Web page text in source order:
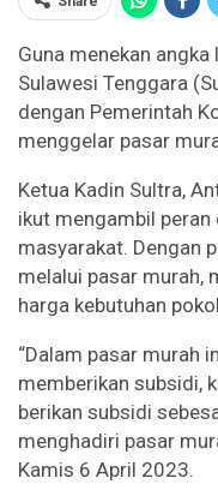
Guna menekan
Sulawesi Tenggara
dengan Pemerintah
menggelar pasar
Ketua Kadin Sultra,
ikut mengambil
masyarakat. Dengan
melalui pasar murah,
harga kebutuhan
“Dalam pasar murah
memberikan subsidi,
berikan subsidi
menghadiri pasar
Kamis 6 April 2023.